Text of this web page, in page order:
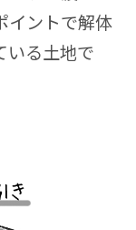
イントで解体
いる土地で